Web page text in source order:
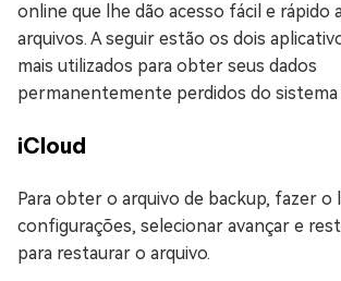
online que lhe dão acesso fácil e rápido
arquivos. A seguir estão os dois
mais utilizados para obter seus dados
permanentemente perdidos do sistema
iCloud
Para obter o arquivo de backup, fazer o
configurações, selecionar avançar e
para restaurar o arquivo.